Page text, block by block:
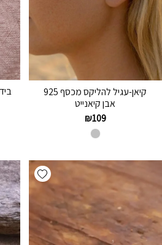
קיאן-עגיל להליקס מכסף 925
אבן קיאנייט
₪109
Add wishlist